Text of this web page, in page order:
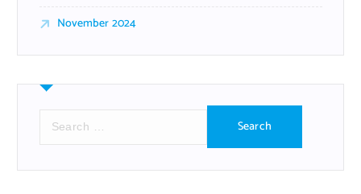
November 2024
r